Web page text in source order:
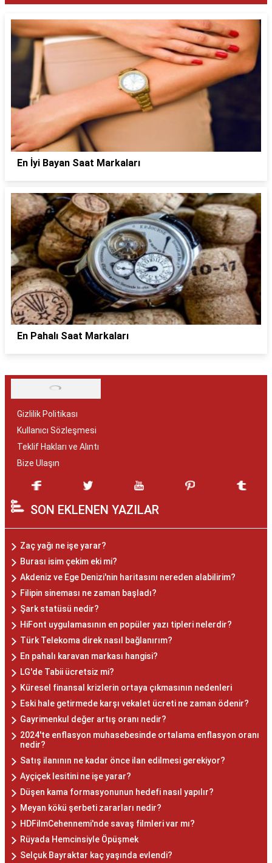
En İyi Bayan Saat Markaları
En Pahalı Saat Markaları
Gizlilik Politikası
Kullanıcı Sözleşmesi
Teklif Hakları ve Alıntı
Bize Ulaşın
SON EKLENEN YAZILAR
Zaç yağı ne işe yarar?
Burası isim çekim eki mi?
Akdeniz ve Ege Denizi'nin haritasını nereden alabilirim?
Filipin sineması ne zaman başladı?
Şark statüsü nedir?
HiFont uygulamasının en popüler yazı tipleri nelerdir?
Türk Telekoma direk nasıl bağlanırım?
En pahalı karavan markası hangisi?
LG'de Tabii ücretsiz mi?
Küresel finansal krizlerin ortaya çıkmasının nedenleri
Eski hale getirmede karşı vekalet ücreti ne zaman ödenir?
Gayrimenkul değer artış oranı nedir?
2024'te enflasyon muhasebesinde ortalama enflasyon oranı
nedir?
Satış ilanının ne kadar önce ilan edilmesi gerekiyor?
Ayçiçek lesitini ne işe yarar?
Düşen kama formasyonunun hedefi nasıl yapılır?
Meyan kökü şerbeti zararları nedir?
HDFilmCehennemi'nde savaş filmleri var mı?
Rüyada Hemcinsiyle Öpüşmek
Selçuk Bayraktar kaç yaşında evlendi?